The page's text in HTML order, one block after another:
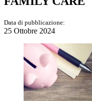
Data di pubblicazione:
25 Ottobre 2024